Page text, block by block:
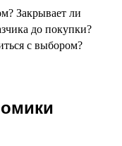
Закрывает ли
до покупки?
с выбором?